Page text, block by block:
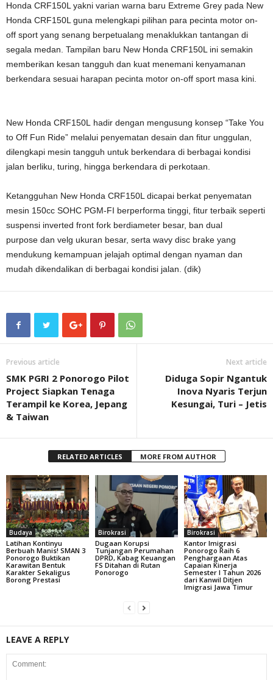
Honda CRF150L yakni varian warna baru Extreme Grey pada New
Honda CRF150L guna melengkapi pilihan para pecinta motor on-
off sport yang senang berpetualang menaklukkan tantangan di
segala medan. Tampilan baru New Honda CRF150L ini semakin
memberikan kesan tangguh dan kuat menemani kenyamanan
berkendara sesuai harapan pecinta motor on-off sport masa kini.
New Honda CRF150L hadir dengan mengusung konsep “Take You
to Off Fun Ride” melalui penyematan desain dan fitur unggulan,
dilengkapi mesin tangguh untuk berkendara di berbagai kondisi
jalan berliku, turing, hingga berkendara di perkotaan.
Ketangguhan New Honda CRF150L dicapai berkat penyematan
mesin 150cc SOHC PGM-FI berperforma tinggi, fitur terbaik seperti
suspensi inverted front fork berdiameter besar, ban dual
purpose dan velg ukuran besar, serta wavy disc brake yang
mendukung kemampuan jelajah optimal dengan nyaman dan
mudah dikendalikan di berbagai kondisi jalan. (dik)
Previous article
SMK PGRI 2 Ponorogo Pilot
Project Siapkan Tenaga
Terampil ke Korea, Jepang
& Taiwan
Next article
Diduga Sopir Ngantuk
Inova Nyaris Terjun
Kesungai, Turi – Jetis
RELATED ARTICLES MORE FROM AUTHOR
Budaya
Latihan Kontinyu
Berbuah Manis! SMAN 3
Ponorogo Buktikan
Karawitan Bentuk
Karakter Sekaligus
Borong Prestasi
Birokrasi
Dugaan Korupsi
Tunjangan Perumahan
DPRD, Kabag Keuangan
FS Ditahan di Rutan
Ponorogo
Birokrasi
Kantor Imigrasi
Ponorogo Raih 6
Penghargaan Atas
Capaian Kinerja
Semester I Tahun 2026
dari Kanwil Ditjen
Imigrasi Jawa Timur
LEAVE A REPLY